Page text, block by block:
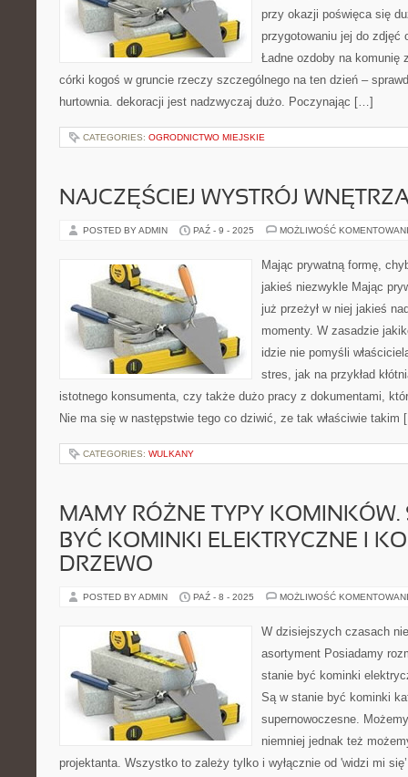
przy okazji poświęca się
przygotowaniu jej do zdjęć
Ładne ozdoby na komunię
córki kogoś w gruncie rzeczy szczególnego na ten dzień –
hurtownia. dekoracji jest nadzwyczaj dużo. Poczynając […]
CATEGORIES: OGRODNICTWO MIEJSKIE
NAJCZĘŚCIEJ WYSTRÓJ
POSTED BY ADMIN PAŹ - 9 - 2025 MOŻLIWOŚĆ
Mając prywatną formę,
jakieś niezwykle Mając
już przeżył w niej jakieś
momenty. W zasadzie
idzie nie pomyśli
stres, jak na przykład
istotnego konsumenta, czy także dużo pracy z dokumentami,
Nie ma się w następstwie tego co dziwić, ze tak właściwie
CATEGORIES: WULKANY
MAMY RÓŻNE TYPY KOMINKÓW.
BYĆ KOMINKI ELEKTRYCZNE I
DRZEWO
POSTED BY ADMIN PAŹ - 8 - 2025 MOŻLIWOŚĆ
W dzisiejszych czasach
asortyment Posiadamy
stanie być kominki
Są w stanie być kominki
supernowoczesne.
niemniej jednak też
projektanta. Wszystko to zależy tylko i wyłącznie od 'widzi mi